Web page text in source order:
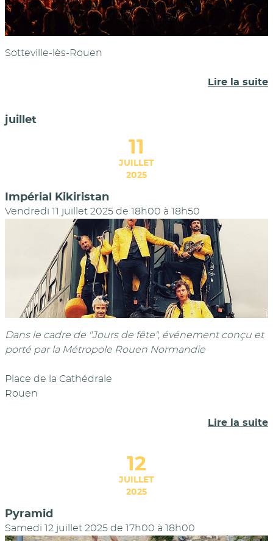
Sotteville-lès-Rouen
Lire la suite
juillet
11
JUILLET
2025
Impérial Kikiristan
Vendredi 11 juillet 2025 de 18h00 à 18h50
Dans le cadre de "Jours de fête", événement conçu et
porté par la Métropole Rouen Normandie
Place de la Cathédrale
Rouen
Lire la suite
12
JUILLET
2025
Pyramid
Samedi 12 juillet 2025 de 17h00 à 18h00